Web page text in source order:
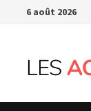
Passer6 août 2026